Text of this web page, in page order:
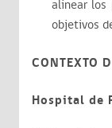
alinear los
objetivos
CONTEXTO
Hospital de